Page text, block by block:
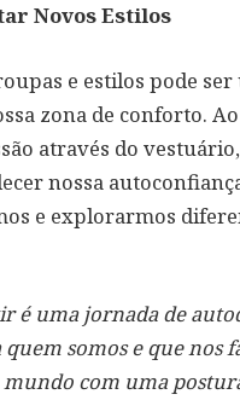
Novos Estilos
e estilos pode
zona de conforto.
através do
nossa
e explorarmos
é uma jornada de
somos e que nos
com uma